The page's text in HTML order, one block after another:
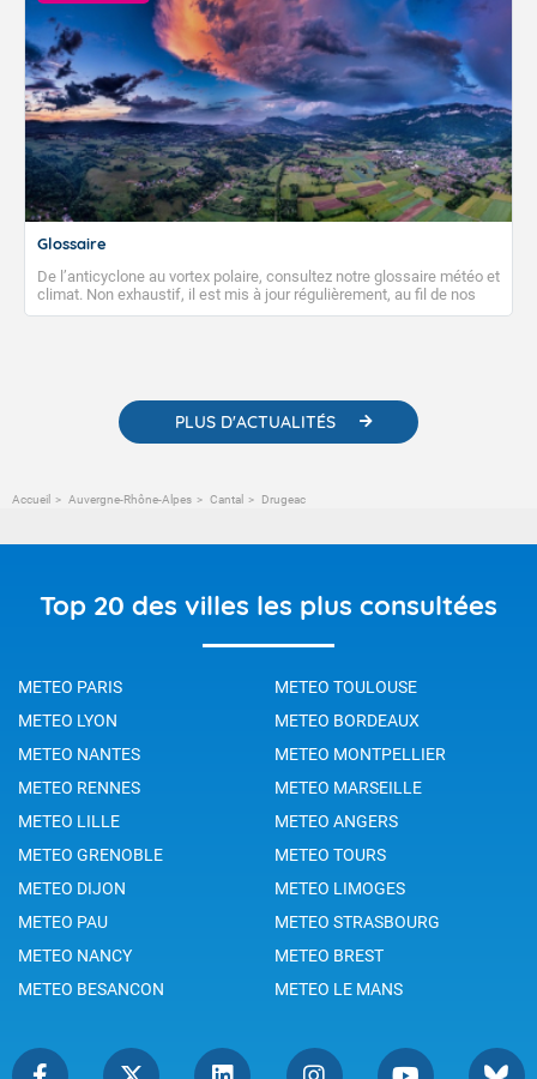
Glossaire
De l’anticyclone au vortex polaire, consultez notre glossaire météo et
climat. Non exhaustif, il est mis à jour régulièrement, au fil de nos
publications. Vous y trouverez également des liens utiles vers nos
PLUS D'ACTUALITÉS
Accueil Auvergne-Rhône-Alpes Cantal Drugeac
Top 20 des villes les plus consultées
METEO PARIS
METEO TOULOUSE
METEO LYON
METEO BORDEAUX
METEO NANTES
METEO MONTPELLIER
METEO RENNES
METEO MARSEILLE
METEO LILLE
METEO ANGERS
METEO GRENOBLE
METEO TOURS
METEO DIJON
METEO LIMOGES
METEO PAU
METEO STRASBOURG
METEO NANCY
METEO BREST
METEO BESANCON
METEO LE MANS